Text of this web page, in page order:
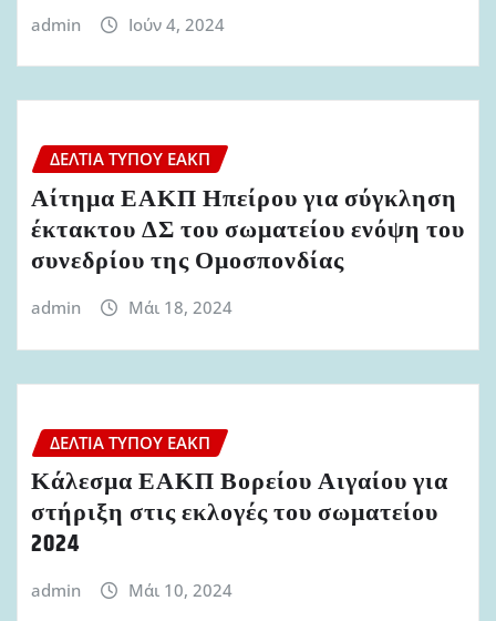
admin Ιούν 4, 2024
ΔΕΛΤΊΑ ΤΎΠΟΥ ΕΑΚΠ
Αίτημα ΕΑΚΠ Ηπείρου για σύγκληση
έκτακτου ΔΣ του σωματείου ενόψη του
συνεδρίου της Ομοσπονδίας
admin Μάι 18, 2024
ΔΕΛΤΊΑ ΤΎΠΟΥ ΕΑΚΠ
Κάλεσμα ΕΑΚΠ Βορείου Αιγαίου για
στήριξη στις εκλογές του σωματείου
2024
admin Μάι 10, 2024